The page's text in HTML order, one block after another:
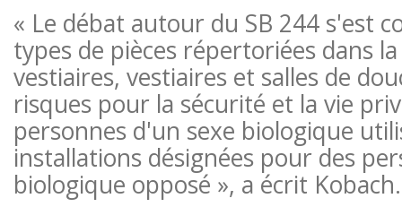
« Le débat autour du SB 244 s'est
types de pièces répertoriées dans
vestiaires, vestiaires et salles de
risques pour la sécurité et la vie
personnes d'un sexe biologique
installations désignées pour des
biologique opposé », a écrit Kobach.